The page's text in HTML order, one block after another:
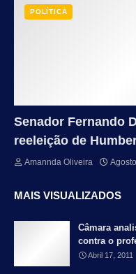
POLÍTICA
Senador Fernando
reeleição de
Amannda Oliveira
MAIS VISUALIZADOS
Câmara
contra o
Abril 17, 2011